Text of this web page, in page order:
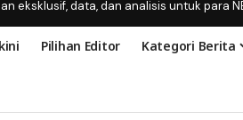
eksklusif, data, dan analisis untuk para
Pilihan Editor Kategori Berita